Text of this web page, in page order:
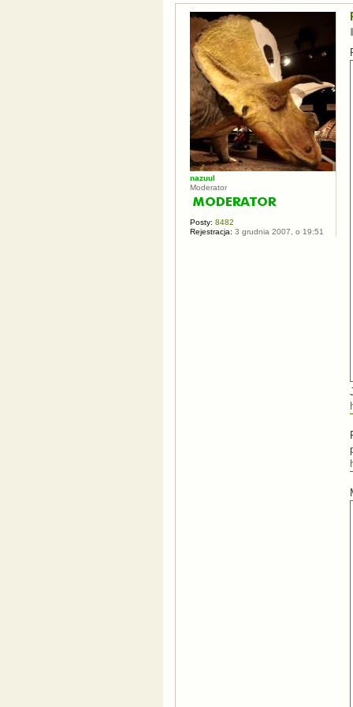
nazuul
Moderator
Posty: 8482
Rejestracja: 3 grudnia 2007, o 19:51